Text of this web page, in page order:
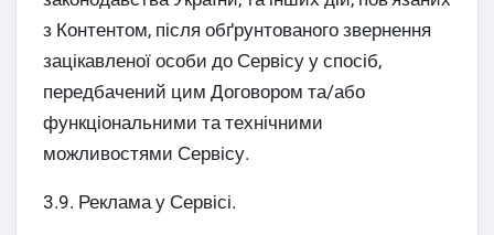
з Контентом, після обґрунтованого звернення
зацікавленої особи до Сервісу у спосіб,
передбачений цим Договором та/або
функціональними та технічними
можливостями Сервісу.
3.9. Реклама у Сервісі.